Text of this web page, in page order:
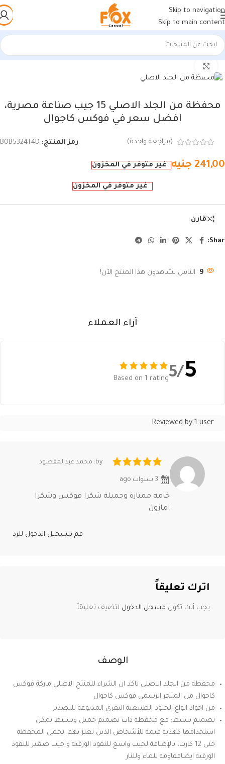
Skip to navigation
Skip to main content
الرئيسية/منتجات جلد طبيعي/محافظ جلد طبيعي
محفظة من الجلد الاصلي 15 جيب صناعة مصرية،
افضل سعر في فوكس كاجوال
(مراجعة واحدة) رمز المنتج: B0B5324T4D
241,00 جنيه غير متوفر في المخزون
غير متوفر في المخزون
قارن
9 الناس يشاهدون هذا المنتج الآن!
الوصف
محفظة من الجلد الاصلي تاكد ان الشراء للمنتج الاصلي ماركة فوكس
كاجوال من المتجر الرسمي فوكس كاجوال
من اجواد انواع الجلود الطبيعية البقري المدبوعة للتصدير
تصميم بسيط: مع محفظة ذات تصميم جميل وبسيط يمكن
استخدامها كهدية قيمة للأشخاص الذين نعتز بهم. تحمل المحفظة
حتى 12 كارت، بالإضافة لجيب واسع للنقود الورقية و جيب صغير للنقود
الورقية ايضامقاومة للماء وللنار
آراء العملاء
5
/5
Based on 1 rating
Reviewed by 1 user
by: محمد عبدالمقصود
خامة ممتازة وجميلة شكرا فوكس وشكرا
امازون
قم بتسجيل الدخول للرد
اترك تعليقاً
يجب أنت تكون مسجل الدخول لتضيف تعليقاً.